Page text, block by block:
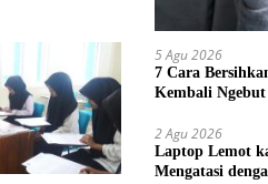
5 Agu 2026
7 Cara
Kembali Ngebut
2 Agu 2026
Laptop Lemot
Mengatasi